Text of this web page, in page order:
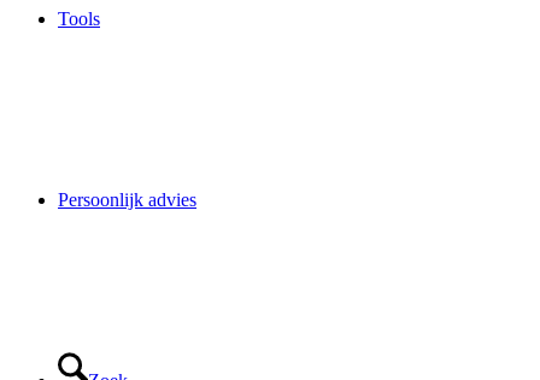
Tools
Persoonlijk advies